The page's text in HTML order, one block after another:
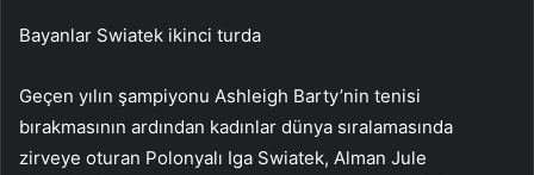
Bayanlar Swiatek ikinci turda
Geçen yılın şampiyonu Ashleigh Barty’nin tenisi
bırakmasının ardından kadınlar dünya sıralamasında
zirveye oturan Polonyalı Iga Swiatek, Alman Jule